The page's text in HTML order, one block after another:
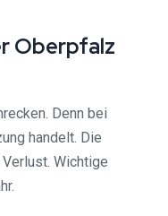
Oberpfalz
Denn bei
handelt. Die
Wichtige